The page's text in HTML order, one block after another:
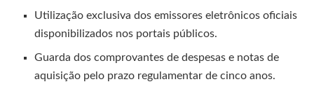
Utilização exclusiva dos emissores eletrônicos oficiais
disponibilizados nos portais públicos.
Guarda dos comprovantes de despesas e notas de
aquisição pelo prazo regulamentar de cinco anos.